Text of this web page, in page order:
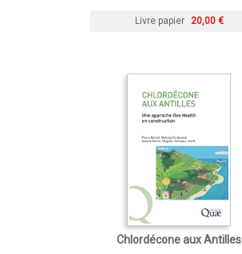
Livre papier 20,00 €
Chlordécone aux Antilles